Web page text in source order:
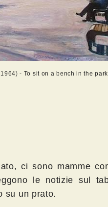
- To sit on a bench in the park
ci sono mamme
le notizie sul
su un prato.